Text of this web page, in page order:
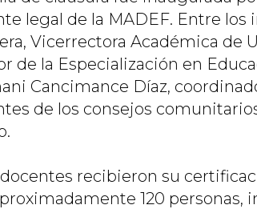
legal de la MADEF. Entre los
Vicerrectora Académica de
de la Especialización en
Cancimance Díaz,
de los consejos
recibieron su
120 personas,